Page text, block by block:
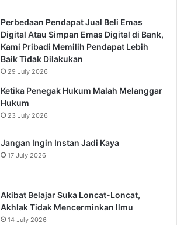
Perbedaan Pendapat Jual Beli Emas
Digital Atau Simpan Emas Digital di Bank,
Kami Pribadi Memilih Pendapat Lebih
Baik Tidak Dilakukan
29 July 2026
Ketika Penegak Hukum Malah Melanggar
Hukum
23 July 2026
Jangan Ingin Instan Jadi Kaya
17 July 2026
Akibat Belajar Suka Loncat-Loncat,
Akhlak Tidak Mencerminkan Ilmu
14 July 2026